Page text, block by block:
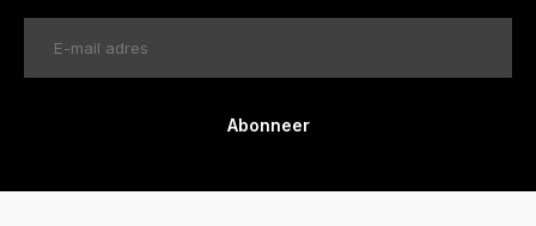
Abonneer